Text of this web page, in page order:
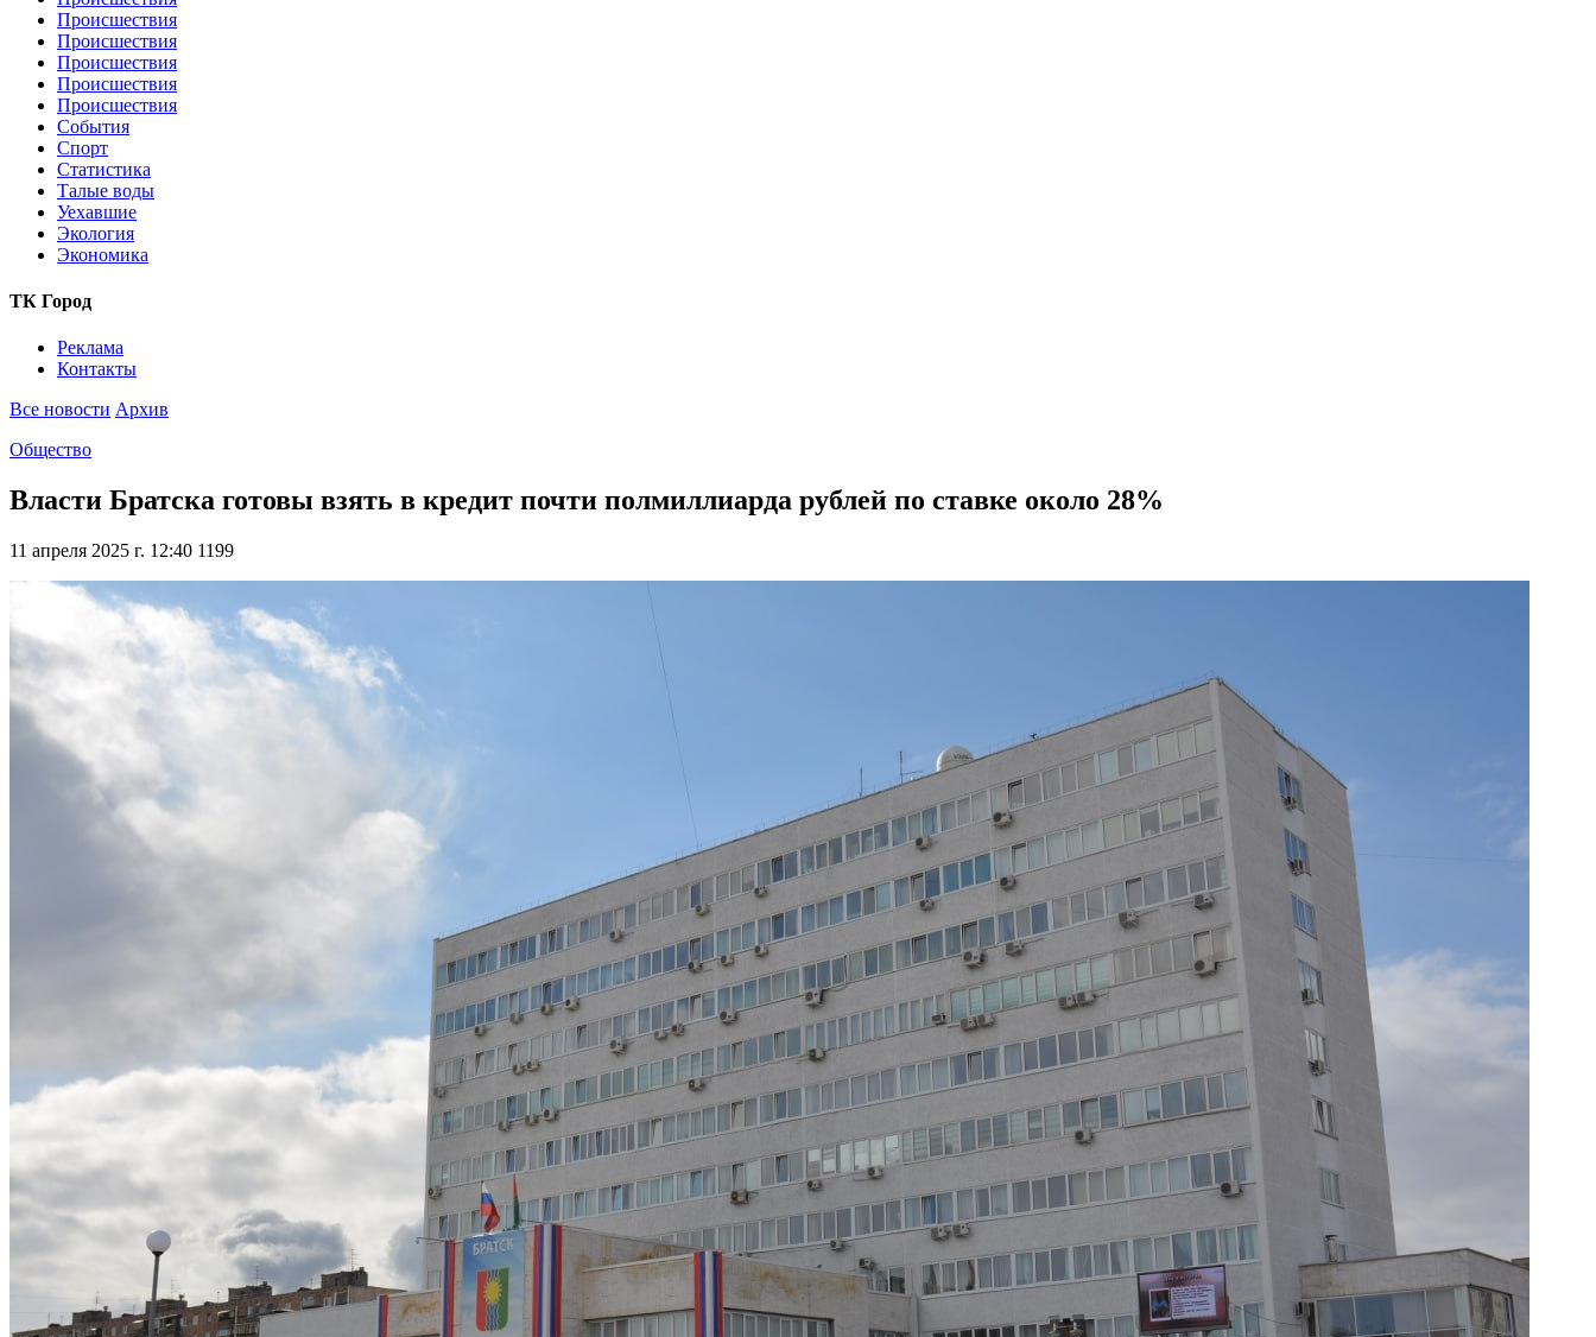
Происшествия
Происшествия
Происшествия
Происшествия
Происшествия
События
Спорт
Статистика
Талые воды
Уехавшие
Экология
Экономика
ТК Город
Реклама
Контакты
Все новости Архив
Общество
Власти Братска готовы взять в кредит почти полмиллиарда рублей по ставке около 28%
11 апреля 2025 г. 12:40 1199